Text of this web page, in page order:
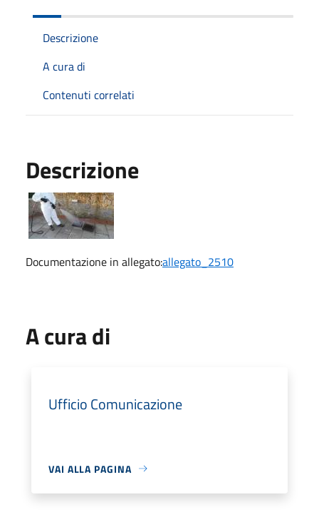
Descrizione
A cura di
Contenuti correlati
Descrizione
Documentazione in allegato:allegato_2510
A cura di
Ufficio Comunicazione
VAI ALLA PAGINA